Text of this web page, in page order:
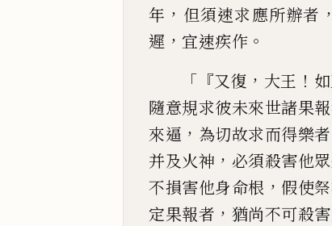
年 ， 但須速求應所辦者 ，
遲 ， 宜速疾作 。
「『又復 ， 大王 ！
隨意規求彼未來世諸果
來逼 ， 為切故求而得樂者
并及火神 ， 必須殺害他
不損害他身命根 ， 假使
定果報者 ， 猶尚不可殺